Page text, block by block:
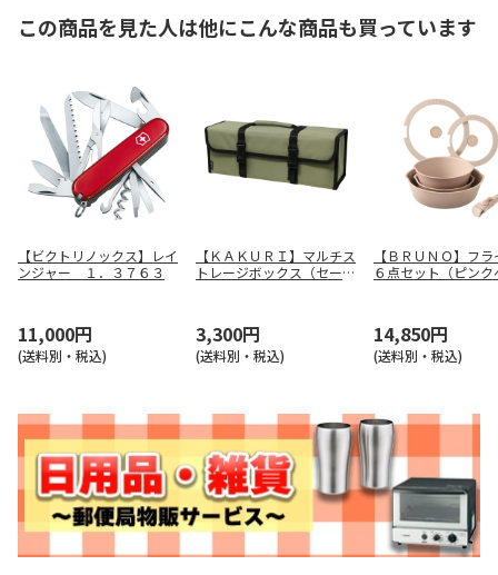
この商品を見た人は他にこんな商品も買っています
【ビクトリノックス】レイ
ンジャー １．３７６３
11,000円
(送料別・税込)
【ＫＡＫＵＲＩ】マルチス
トレージボックス（セージ
3,300円
(送料別・税込)
【ＢＲＵＮＯ】フ
６点セット（ピンク
14,850円
(送料別・税込)